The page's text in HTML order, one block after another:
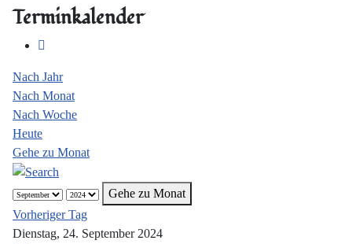
Terminkalender
Nach Jahr
Nach Monat
Nach Woche
Heute
Gehe zu Monat
Gehe zu Monat
Vorheriger Tag
Dienstag, 24. September 2024